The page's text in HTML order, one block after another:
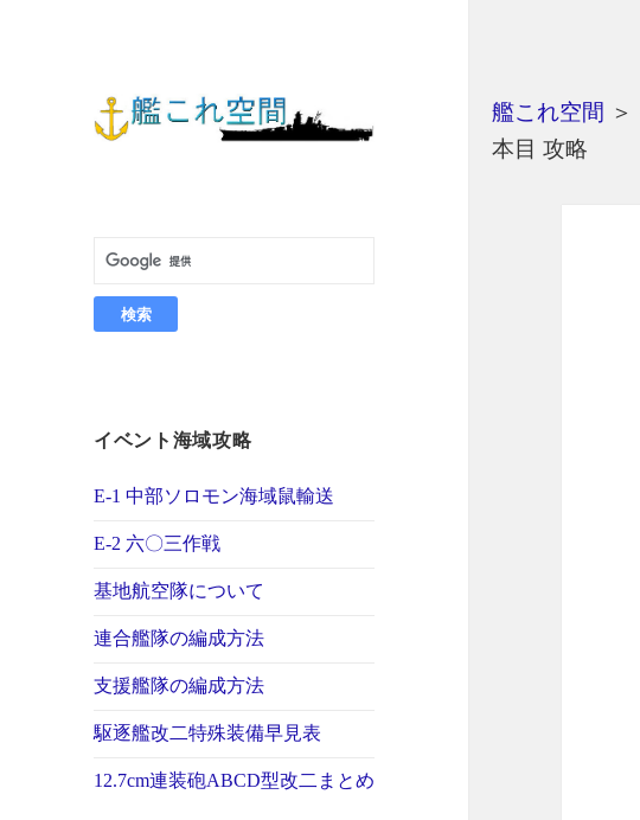
イベント海域攻略
E-1 中部ソロモン海域鼠輸送
E-2 六〇三作戦
基地航空隊について
連合艦隊の編成方法
支援艦隊の編成方法
駆逐艦改二特殊装備早見表
12.7cm連装砲ABCD型改二まとめ
艦これ空間 ＞
本目 攻略